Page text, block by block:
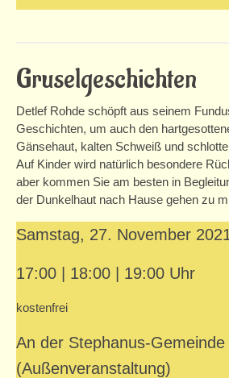
Service
Informationen/Beratung
Gutscheine
Presse
Newsletter
Bildungspaket
Verein
Geschichte
Gruselgeschichten
Detlef Rohde schöpft aus seinem
Geschichten, um auch den
Gänsehaut, kalten Schweiß und
Auf Kinder wird natürlich besondere
aber kommen Sie am besten in
der Dunkelhaut nach Hause gehen zu
Samstag, 27. November
17:00 | 18:00 | 19:00 Uhr
kostenfrei
An der Stephanus-Gemeinde
(Außenveranstaltung)